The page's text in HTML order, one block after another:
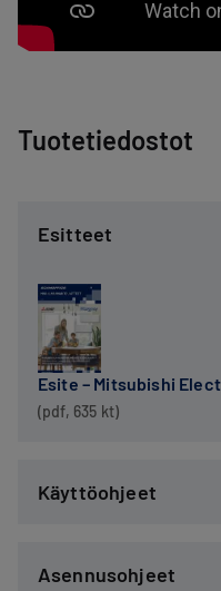
Tuotetiedostot
Esitteet
Esite – Mitsubishi
(pdf, 635 kt)
Käyttöohjeet
Asennusohjeet